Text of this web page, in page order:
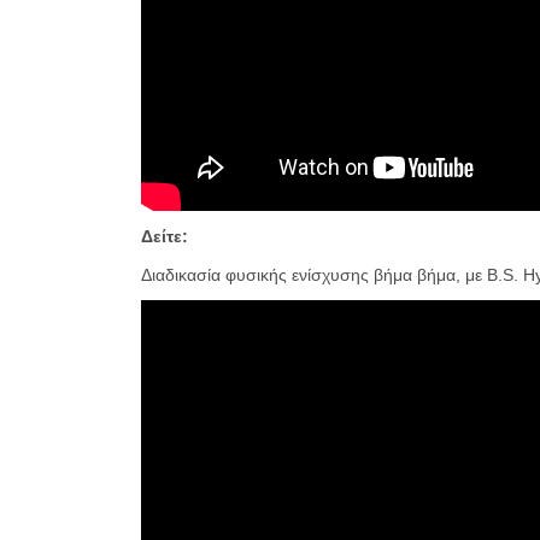
Δείτε:
Διαδικασία φυσικής ενίσχυσης βήμα βήμα, με B.S.